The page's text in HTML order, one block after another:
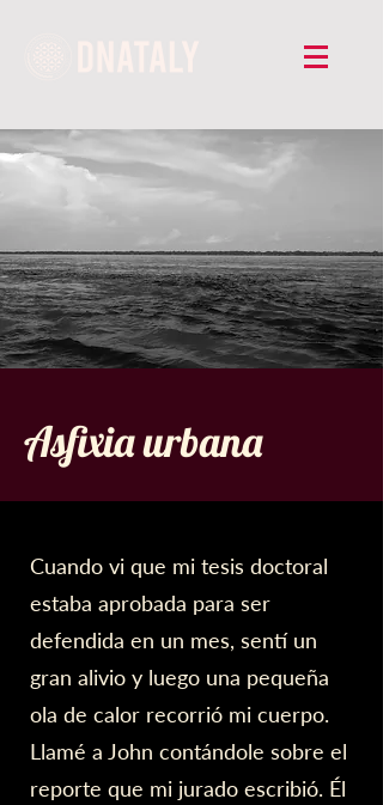
Asfixia urbana
Cuando vi que mi tesis doctoral
estaba aprobada para ser
defendida en un mes, sentí un
gran alivio y luego una pequeña
ola de calor recorrió mi cuerpo.
Llamé a John contándole sobre el
reporte que mi jurado escribió. Él